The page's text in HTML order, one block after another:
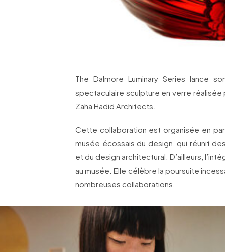
The Dalmore Luminary Series lance
spectaculaire sculpture en verre
Zaha Hadid Architects.
Cette collaboration est organisée en
musée écossais du design, qui réunit
et du design architectural. D’ailleurs,
au musée. Elle célèbre la poursuite
nombreuses collaborations.